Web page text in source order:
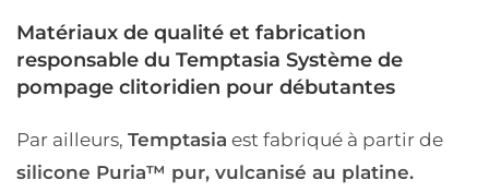
Matériaux de qualité et fabrication
responsable du Temptasia Système de
pompage clitoridien pour débutantes
Par ailleurs, Temptasia est fabriqué à partir de
silicone Puria™ pur, vulcanisé au platine.